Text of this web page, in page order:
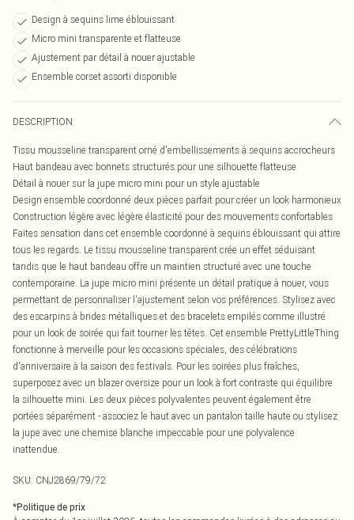
Design à sequins lime éblouissant
Micro mini transparente et flatteuse
Ajustement par détail à nouer ajustable
Ensemble corset assorti disponible
DESCRIPTION
Tissu mousseline transparent orné d'embellissements à sequins accrocheurs
Haut bandeau avec bonnets structurés pour une silhouette flatteuse
Détail à nouer sur la jupe micro mini pour un style ajustable
Design ensemble coordonné deux pièces parfait pour créer un look harmonieux
Construction légère avec légère élasticité pour des mouvements confortables
Faites sensation dans cet ensemble coordonné à sequins éblouissant qui attire
tous les regards. Le tissu mousseline transparent crée un effet séduisant
tandis que le haut bandeau offre un maintien structuré avec une touche
contemporaine. La jupe micro mini présente un détail pratique à nouer, vous
permettant de personnaliser l'ajustement selon vos préférences. Stylisez avec
des escarpins à brides métalliques et des bracelets empilés comme illustré
pour un look de soirée qui fait tourner les têtes. Cet ensemble PrettyLittleThing
fonctionne à merveille pour les occasions spéciales, des célébrations
d'anniversaire à la saison des festivals. Pour les soirées plus fraîches,
superposez avec un blazer oversize pour un look à fort contraste qui équilibre
la silhouette mini. Les deux pièces polyvalentes peuvent également être
portées séparément - associez le haut avec un pantalon taille haute ou stylisez
la jupe avec une chemise blanche impeccable pour une polyvalence
inattendue.
SKU: CNJ2869/79/72
*Politique de prix